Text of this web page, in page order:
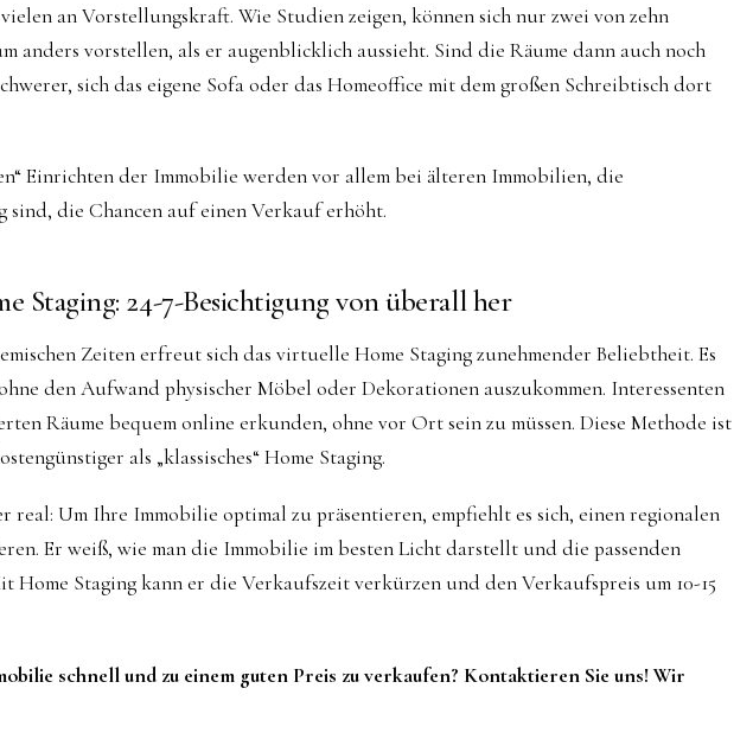
an Vorstellungskraft. Wie Studien zeigen, können sich nur zwei von zehn
anders vorstellen, als er augenblicklich aussieht. Sind die Räume dann auch noch
sich das eigene Sofa oder das Homeoffice mit dem großen Schreibtisch dort
Einrichten der Immobilie werden vor allem bei älteren Immobilien, die
sind, die Chancen auf einen Verkauf erhöht.
Staging: 24-7-Besichtigung von überall her
Zeiten erfreut sich das virtuelle Home Staging zunehmender Beliebtheit. Es
den Aufwand physischer Möbel oder Dekorationen auszukommen. Interessenten
Räume bequem online erkunden, ohne vor Ort sein zu müssen. Diese Methode ist
als „klassisches“ Home Staging.
real: Um Ihre Immobilie optimal zu präsentieren, empfiehlt es sich, einen regionalen
Er weiß, wie man die Immobilie im besten Licht darstellt und die passenden
Home Staging kann er die Verkaufszeit verkürzen und den Verkaufspreis um 10-15
schnell und zu einem guten Preis zu verkaufen? Kontaktieren Sie uns! Wir